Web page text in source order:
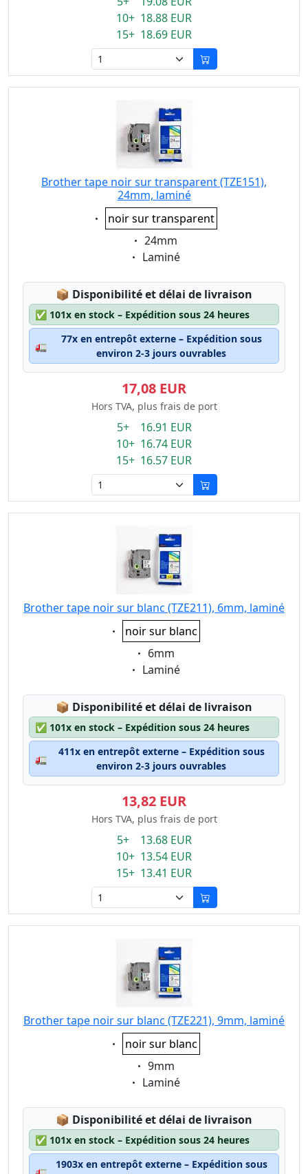
10+ 18.88 EUR
15+ 18.69 EUR
Brother tape noir sur transparent (TZE151),
24mm, laminé
Eigenschaft:
noir sur transparent
Eigenschaft:
24mm
Eigenschaft:
Laminé
📦 Lagerstatus:
Disponibilité et délai de livraison
✅ 101x en stock – Expédition sous 24 heures
🚛
77x en entrepôt externe – Expédition sous
environ 2-3 jours ouvrables
17,08 EUR
Hors TVA, plus frais de port
5+ 16.91 EUR
10+ 16.74 EUR
15+ 16.57 EUR
Brother tape noir sur blanc (TZE211), 6mm, laminé
Eigenschaft:
noir sur blanc
Eigenschaft:
6mm
Eigenschaft:
Laminé
📦 Lagerstatus:
Disponibilité et délai de livraison
✅ 101x en stock – Expédition sous 24 heures
🚛
411x en entrepôt externe – Expédition sous
environ 2-3 jours ouvrables
13,82 EUR
Hors TVA, plus frais de port
5+ 13.68 EUR
10+ 13.54 EUR
15+ 13.41 EUR
Brother tape noir sur blanc (TZE221), 9mm, laminé
Eigenschaft:
noir sur blanc
Eigenschaft:
9mm
Eigenschaft:
Laminé
📦 Lagerstatus:
Disponibilité et délai de livraison
✅ 101x en stock – Expédition sous 24 heures
🚛
1903x en entrepôt externe – Expédition sous